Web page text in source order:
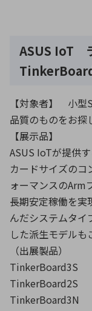
ASUS IoT
【対象者】 小型
品質のものをお探
【展示品】
ASUS IoTが提供
カードサイズのコ
ォーマンスのArm
長期安定稼働を実
んだシステムタイ
した派生モデルも
（出展製品）
TinkerBoard3S
TinkerBoard2S
TinkerBoard3N